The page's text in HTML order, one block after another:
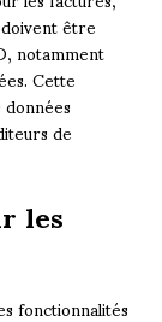
être
notamment
Cette
de
les
fonctionnalités